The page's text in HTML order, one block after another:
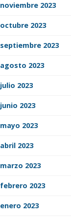
noviembre 2023
octubre 2023
septiembre 2023
agosto 2023
julio 2023
junio 2023
mayo 2023
abril 2023
marzo 2023
febrero 2023
enero 2023